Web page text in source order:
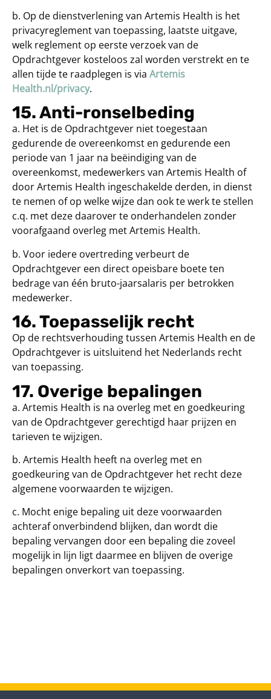
b. Op de dienstverlening van Artemis Health is het
privacyreglement van toepassing, laatste uitgave,
welk reglement op eerste verzoek van de
Opdrachtgever kosteloos zal worden verstrekt en te
allen tijde te raadplegen is via Artemis
Health.nl/privacy.
15. Anti-ronselbeding
a. Het is de Opdrachtgever niet toegestaan
gedurende de overeenkomst en gedurende een
periode van 1 jaar na beëindiging van de
overeenkomst, medewerkers van Artemis Health of
door Artemis Health ingeschakelde derden, in dienst
te nemen of op welke wijze dan ook te werk te stellen
c.q. met deze daarover te onderhandelen zonder
voorafgaand overleg met Artemis Health.
b. Voor iedere overtreding verbeurt de
Opdrachtgever een direct opeisbare boete ten
bedrage van één bruto-jaarsalaris per betrokken
medewerker.
16. Toepasselijk recht
Op de rechtsverhouding tussen Artemis Health en de
Opdrachtgever is uitsluitend het Nederlands recht
van toepassing.
17. Overige bepalingen
a. Artemis Health is na overleg met en goedkeuring
van de Opdrachtgever gerechtigd haar prijzen en
tarieven te wijzigen.
b. Artemis Health heeft na overleg met en
goedkeuring van de Opdrachtgever het recht deze
algemene voorwaarden te wijzigen.
c. Mocht enige bepaling uit deze voorwaarden
achteraf onverbindend blijken, dan wordt die
bepaling vervangen door een bepaling die zoveel
mogelijk in lijn ligt daarmee en blijven de overige
bepalingen onverkort van toepassing.